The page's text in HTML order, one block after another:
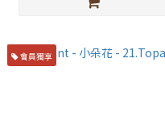
會員獨享